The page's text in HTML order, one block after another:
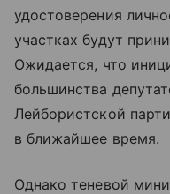
удостоверения
участках будут
Ожидается, что
большинства
Лейбористской
в ближайшее время.
Однако теневой